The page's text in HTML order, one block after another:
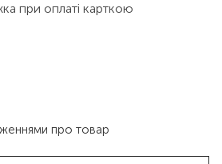
при оплаті карткою
про товар